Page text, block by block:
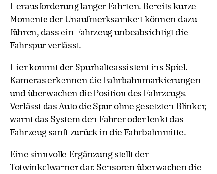
Herausforderung langer Fahrten. Bereits kurze
Momente der Unaufmerksamkeit können dazu
führen, dass ein Fahrzeug unbeabsichtigt die
Fahrspur verlässt.
Hier kommt der Spurhalteassistent ins Spiel.
Kameras erkennen die Fahrbahnmarkierungen
und überwachen die Position des Fahrzeugs.
Verlässt das Auto die Spur ohne gesetzten Blinker,
warnt das System den Fahrer oder lenkt das
Fahrzeug sanft zurück in die Fahrbahnmitte.
Eine sinnvolle Ergänzung stellt der
Totwinkelwarner dar. Sensoren überwachen die